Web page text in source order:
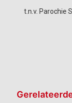
t.n.v. Parochie